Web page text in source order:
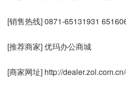
[销售热线] 0871-65131931
[推荐商家] 优玛办公商城
[商家网址] http://